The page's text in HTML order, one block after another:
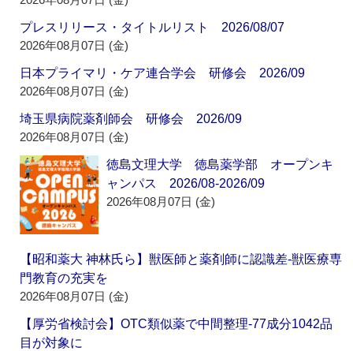
プレスリリース・タイトルリスト 2026/08/07
2026年08月07日 (金)
日本プライマリ・ケア連合学会 研修会 2026/09
2026年08月07日 (金)
埼玉県病院薬剤師会 研修会 2026/09
2026年08月07日 (金)
徳島文理大学 徳島薬学部 オープンキ
ャンパス 2026/08-2026/09
2026年08月07日 (金)
【昭和薬大 神林氏ら】獣医師と薬剤師に認識差‐獣医療専
門教育の充実を
2026年08月07日 (金)
【厚労省検討会】OTC類似薬で中間整理‐77成分1042品
目が対象に